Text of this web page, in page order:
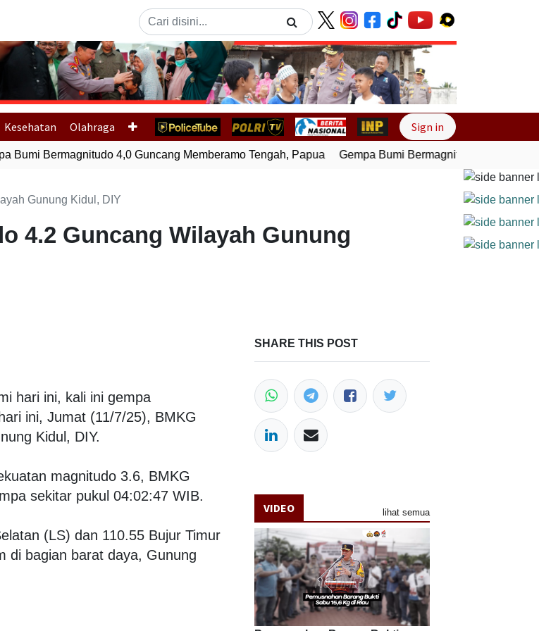
Previous Next
Kesehatan Olahraga Sign in
Bumi Bermagnitudo 4,0 Guncang Memberamo Tengah, Papua Gempa Bumi Bermagnitudo 4,0
Gunung Kidul, DIY
4.2 Guncang Wilayah Gunung
hari ini, kali ini gempa
ini, Jumat (11/7/25), BMKG
Kidul, DIY.
magnitudo 3.6, BMKG
sekitar pukul 04:02:47 WIB.
(LS) dan 110.55 Bujur Timur
di bagian barat daya, Gunung
SHARE THIS POST
VIDEO lihat semua